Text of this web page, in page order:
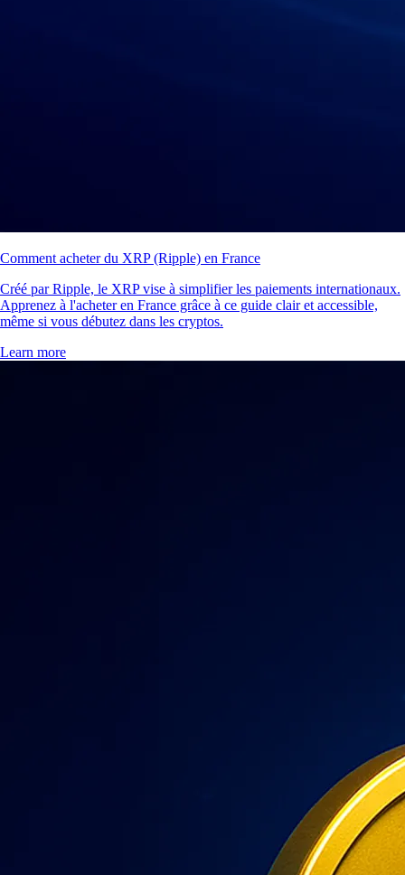
Comment acheter du XRP (Ripple) en France
Créé par Ripple, le XRP vise à simplifier les paiements internationaux.
Apprenez à l'acheter en France grâce à ce guide clair et accessible,
même si vous débutez dans les cryptos.
Learn more